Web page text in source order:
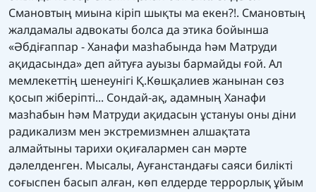
Смановтың миына кіріп шықты ма екен?!. Смановтың
жалдамалы адвокаты болса да этика бойынша
«Әбдіғаппар - Ханафи мазһабында һәм Матруди
ақидасында» деп айтуға ауызы бармайды ғой. Ал
мемлекеттің шенеунігі Қ.Көшқалиев жанынан сөз
қосып жіберіпті... Сондай-ақ, адамның Ханафи
мазһабын һәм Матруди ақидасын ұстануы оны діни
радикализм мен экстремизмнен алшақтата
алмайтыны тарихи оқиғалармен сан мәрте
дәлелденген. Мысалы, Ауғанстандағы саяси билікті
соғыспен басып алған, көп елдерде террорлық ұйым